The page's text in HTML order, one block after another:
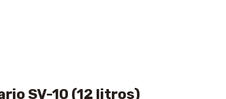
SV-10 (12 litros)